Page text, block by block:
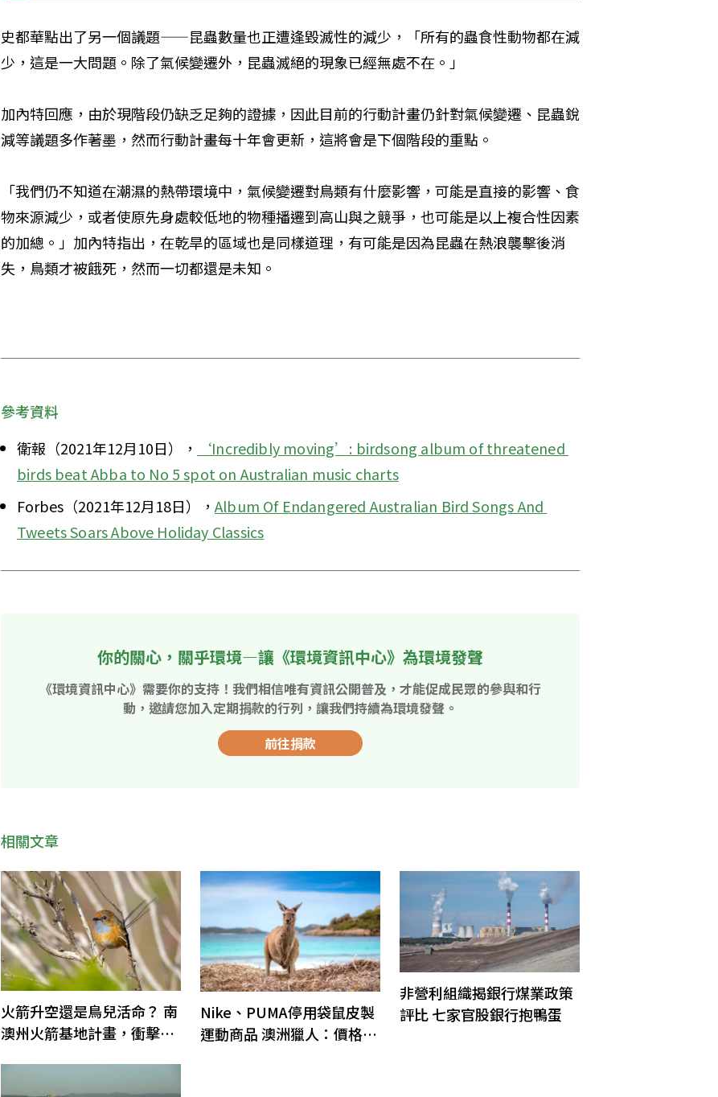
史都華點出了另一個議題——昆蟲數量也正遭逢毀滅性的減少，「所有的蟲食性動物都在減
少，這是一大問題。除了氣候變遷外，昆蟲滅絕的現象已經無處不在。」
加內特回應，由於現階段仍缺乏足夠的證據，因此目前的行動計畫仍針對氣候變遷、昆蟲銳
減等議題多作著墨，然而行動計畫每十年會更新，這將會是下個階段的重點。
「我們仍不知道在潮濕的熱帶環境中，氣候變遷對鳥類有什麼影響，可能是直接的影響、食
物來源減少，或者使原先身處較低地的物種播遷到高山與之競爭，也可能是以上複合性因素
的加總。」加內特指出，在乾旱的區域也是同樣道理，有可能是因為昆蟲在熱浪襲擊後消
失，鳥類才被餓死，然而一切都還是未知。
參考資料
衛報（2021年12月10日），
‘Incredibly moving’: birdsong album of threatened
birds beat Abba to No 5 spot on Australian music charts
Forbes（2021年12月18日），Album Of Endangered Australian Bird Songs And
Tweets Soars Above Holiday Classics
你的關心，關乎環境—讓《環境資訊中心》為環境發聲
《環境資訊中心》需要你的支持！我們相信唯有資訊公開普及，才能促成民眾的參與和行
動，邀請您加入定期捐款的行列，讓我們持續為環境發聲。
前往捐款
相關文章
火箭升空還是鳥兒活命？ 南
澳州火箭基地計畫，衝擊瀕
Nike、PUMA停用袋鼠皮製
運動商品 澳洲獵人：價格崩
非營利組織揭銀行煤業政策
評比 七家官股銀行抱鴨蛋